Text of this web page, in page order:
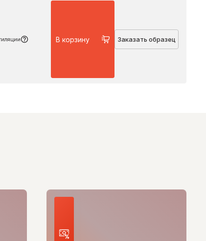
В корзину Заказать образец